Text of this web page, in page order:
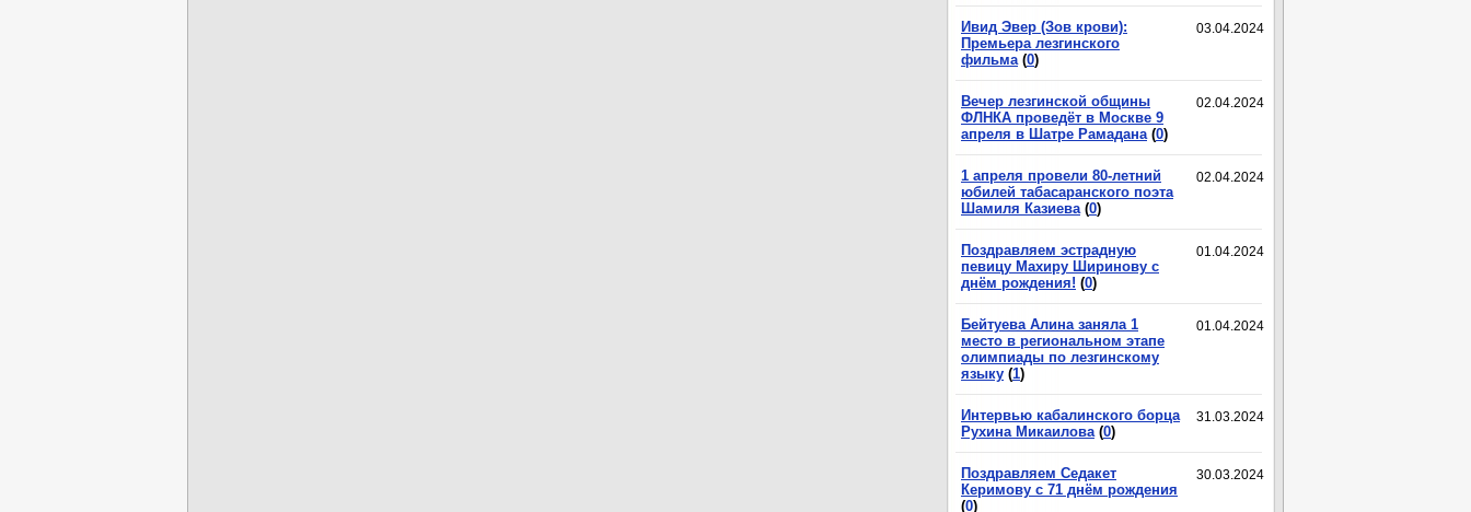
03.04.2024
Ивид Эвер (Зов крови):
Премьера лезгинского
фильма (0)
02.04.2024
Вечер лезгинской общины
ФЛНКА проведёт в Москве 9
апреля в Шатре Рамадана (0)
02.04.2024
1 апреля провели 80-летний
юбилей табасаранского поэта
Шамиля Казиева (0)
01.04.2024
Поздравляем эстрадную
певицу Махиру Ширинову с
днём рождения! (0)
01.04.2024
Бейтуева Алина заняла 1
место в региональном этапе
олимпиады по лезгинскому
языку (1)
31.03.2024
Интервью кабалинского борца
Рухина Микаилова (0)
30.03.2024
Поздравляем Седакет
Керимову с 71 днём рождения
(0)